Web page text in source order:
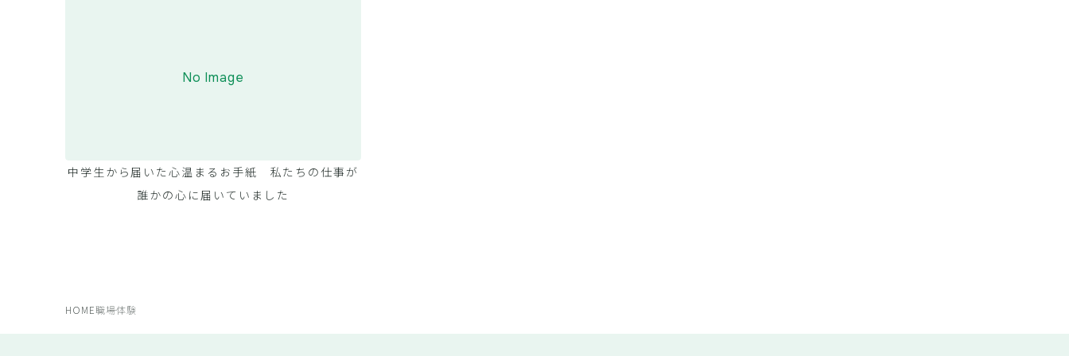
No Image
中学生から届いた心温まるお手紙 私たちの仕事が
誰かの心に届いていました
HOME職場体験